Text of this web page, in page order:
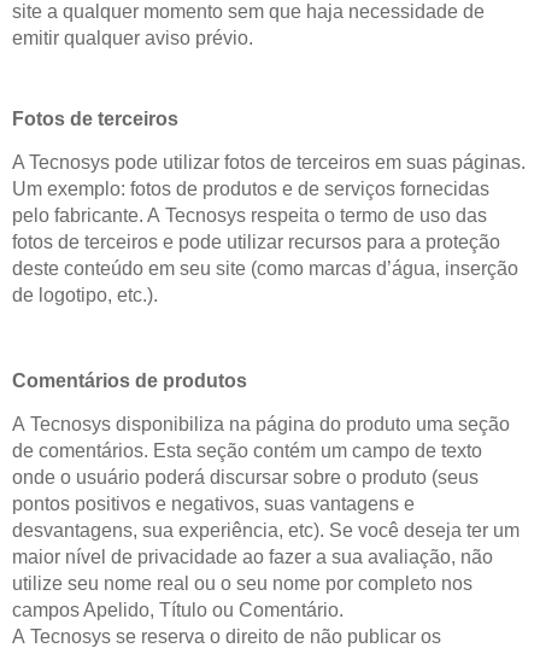
site a qualquer momento sem que haja necessidade de
emitir qualquer aviso prévio.
Fotos de terceiros
A Tecnosys pode utilizar fotos de terceiros em suas páginas.
Um exemplo: fotos de produtos e de serviços fornecidas
pelo fabricante. A Tecnosys respeita o termo de uso das
fotos de terceiros e pode utilizar recursos para a proteção
deste conteúdo em seu site (como marcas d’água, inserção
de logotipo, etc.).
Comentários de produtos
A Tecnosys disponibiliza na página do produto uma seção
de comentários. Esta seção contém um campo de texto
onde o usuário poderá discursar sobre o produto (seus
pontos positivos e negativos, suas vantagens e
desvantagens, sua experiência, etc). Se você deseja ter um
maior nível de privacidade ao fazer a sua avaliação, não
utilize seu nome real ou o seu nome por completo nos
campos Apelido, Título ou Comentário.
A Tecnosys se reserva o direito de não publicar os